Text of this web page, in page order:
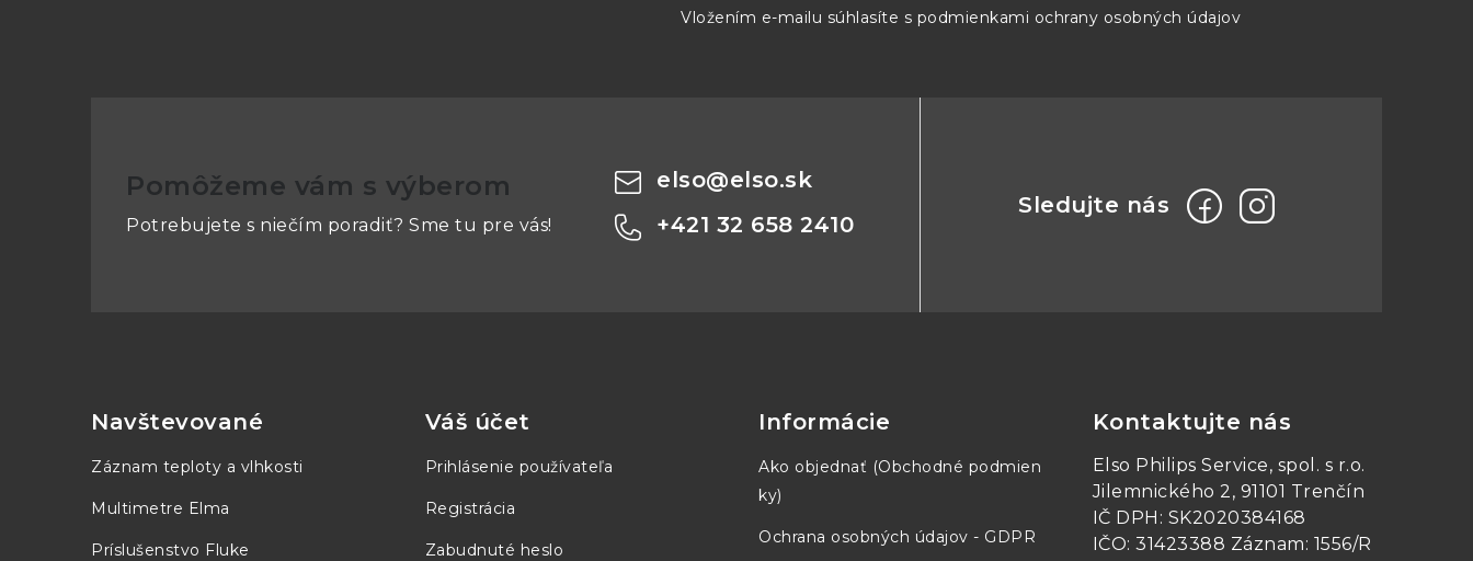
Vložením e-mailu súhlasíte s podmienkami ochrany osobných údajov
Pomôžeme vám s výberom
Potrebujete s niečím poradiť? Sme tu pre vás!
elso@elso.sk
+421 32 658 2410
Navštevované
Záznam teploty a vlhkosti
Multimetre Elma
Príslušenstvo Fluke
Váš účet
Prihlásenie používateľa
Registrácia
Zabudnuté heslo
Informácie
Ako objednať (Obchodné podmien
ky)
Ochrana osobných údajov - GDPR
Kontaktujte nás
Elso Philips Service, spol. s r.o.
Jilemnického 2, 91101 Trenčín
IČ DPH: SK2020384168
IČO: 31423388 Záznam: 1556/R